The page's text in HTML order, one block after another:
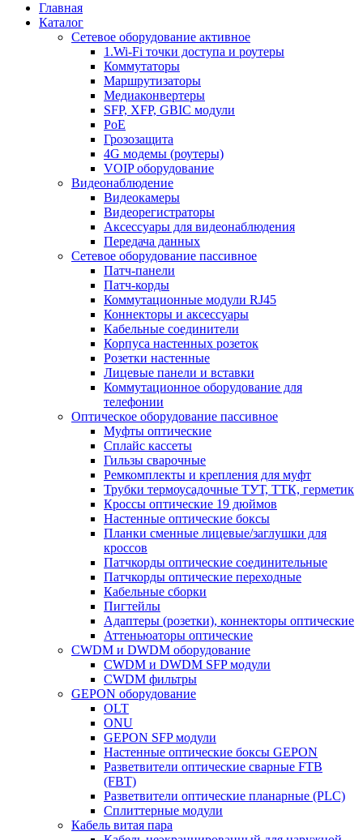
Главная
Каталог
Сетевое оборудование активное
1.Wi-Fi точки доступа и роутеры
Коммутаторы
Маршрутизаторы
Медиаконвертеры
SFP, XFP, GBIC модули
PoE
Грозозащита
4G модемы (роутеры)
VOIP оборудование
Видеонаблюдение
Видеокамеры
Видеорегистраторы
Аксессуары для видеонаблюдения
Передача данных
Сетевое оборудование пассивное
Патч-панели
Патч-корды
Коммутационные модули RJ45
Коннекторы и аксессуары
Кабельные соединители
Корпуса настенных розеток
Розетки настенные
Лицевые панели и вставки
Коммутационное оборудование для
телефонии
Оптическое оборудование пассивное
Муфты оптические
Сплайс кассеты
Гильзы сварочные
Ремкомплекты и крепления для муфт
Трубки термоусадочные ТУТ, ТТК, герметик
Кроссы оптические 19 дюймов
Настенные оптические боксы
Планки сменные лицевые/заглушки для
кроссов
Патчкорды оптические соединительные
Патчкорды оптические переходные
Кабельные сборки
Пигтейлы
Адаптеры (розетки), коннекторы оптические
Аттеньюаторы оптические
CWDM и DWDM оборудование
CWDM и DWDM SFP модули
CWDM фильтры
GEPON оборудование
OLT
ONU
GEPON SFP модули
Настенные оптические боксы GEPON
Разветвители оптические сварные FTB
(FBT)
Разветвители оптические планарные (PLC)
Сплиттерные модули
Кабель витая пара